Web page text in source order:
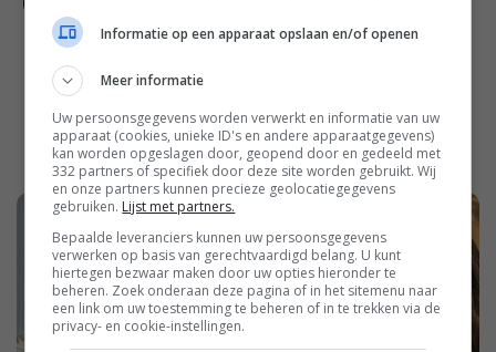
Informatie op een apparaat opslaan en/of openen
Meer informatie
Uw persoonsgegevens worden verwerkt en informatie van uw
apparaat (cookies, unieke ID's en andere apparaatgegevens)
kan worden opgeslagen door, geopend door en gedeeld met
332 partners of specifiek door deze site worden gebruikt. Wij
en onze partners kunnen precieze geolocatiegegevens
gebruiken. Lijst met partners.
Bepaalde leveranciers kunnen uw persoonsgegevens
verwerken op basis van gerechtvaardigd belang. U kunt
hiertegen bezwaar maken door uw opties hieronder te
beheren. Zoek onderaan deze pagina of in het sitemenu naar
een link om uw toestemming te beheren of in te trekken via de
privacy- en cookie-instellingen.